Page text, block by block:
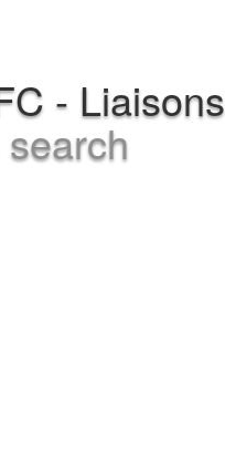
- Liaisons